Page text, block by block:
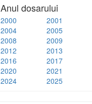
Anul dosarului
2000 2001
2004
2005
2008
2009
2012
2013
2016
2017
2020
2021
2024
2025